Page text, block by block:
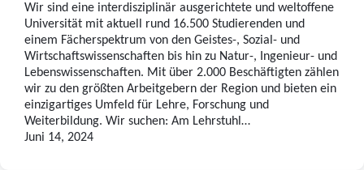
Wir sind eine interdisziplinär ausgerichtete und weltoffene
Universität mit aktuell rund 16.500 Studierenden und
einem Fächerspektrum von den Geistes-, Sozial- und
Wirtschaftswissenschaften bis hin zu Natur-, Ingenieur- und
Lebenswissenschaften. Mit über 2.000 Beschäftigten zählen
wir zu den größten Arbeitgebern der Region und bieten ein
einzigartiges Umfeld für Lehre, Forschung und
Weiterbildung. Wir suchen: Am Lehrstuhl…
Juni 14, 2024